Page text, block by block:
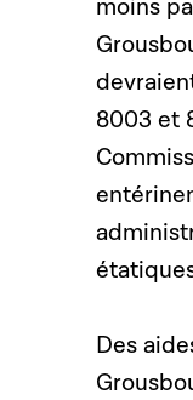
moins
8003 et
Des